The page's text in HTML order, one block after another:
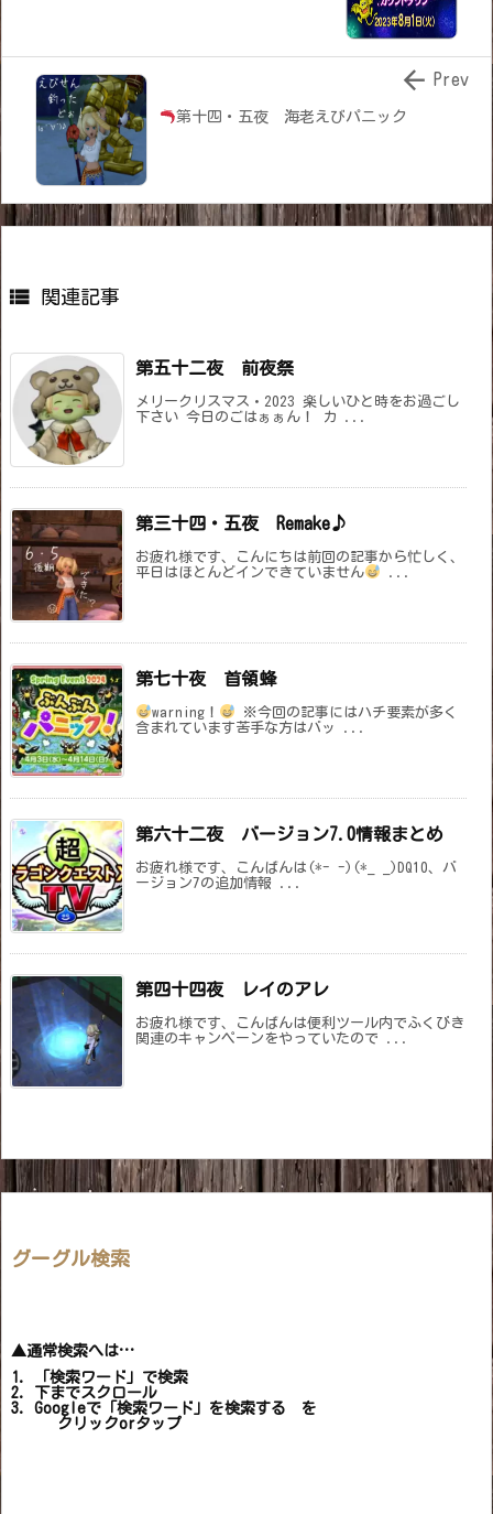
第十四・五夜 海老えびパニック
 Prev
 関連記事
第五十二夜 前夜祭
メリークリスマス・2023 楽しいひと時をお過ごし
下さい 今日のごはぁぁん！ カ ...
第三十四・五夜 Remake♪
お疲れ様です、こんにちは前回の記事から忙しく、
平日はほとんどインできていません
...
第七十夜 首領蜂
warning！
※今回の記事にはハチ要素が多く
含まれています苦手な方はバッ ...
第六十二夜 バージョン7.0情報まとめ
お疲れ様です、こんばんは(*- -)(*_ _)DQ10、バ
ージョン7の追加情報 ...
第四十四夜 レイのアレ
お疲れ様です、こんばんは便利ツール内でふくびき
関連のキャンペーンをやっていたので ...
グーグル検索
▲通常検索へは…
1. 「検索ワード」で検索
2. 下までスクロール
3. Googleで「検索ワード」を検索する を
クリックorタップ